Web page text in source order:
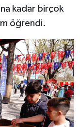
kadar birçok
öğrendi.